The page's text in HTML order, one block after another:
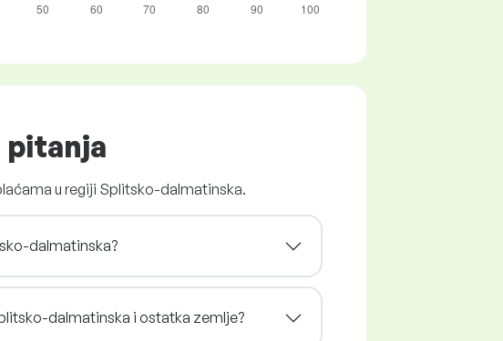
pitanja
u regiji Splitsko-dalmatinska.
dalmatinska?
dalmatinska i ostatka zemlje?